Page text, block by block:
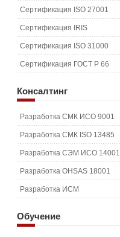
Сертификация ISO 27001
Сертификация IRIS
Сертификация ISO 31000
Сертификация ГОСТ Р 66
Консалтинг
Разработка СМК ИСО 9001
Разработка СМК ISO 13485
Разработка СЭМ ИСО 14001
Разработка OHSAS 18001
Разработка ИСМ
Обучение